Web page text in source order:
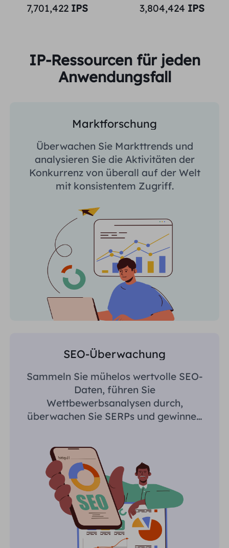
7,701,422 IPS 3,804,424 IPS
IP-Ressourcen für jeden
Anwendungsfall
Marktforschung
Überwachen Sie Markttrends und
analysieren Sie die Aktivitäten der
Konkurrenz von überall auf der Welt
mit konsistentem Zugriff.
SEO-Überwachung
Sammeln Sie mühelos wertvolle SEO-
Daten, führen Sie
Wettbewerbsanalysen durch,
überwachen Sie SERPs und gewinnen